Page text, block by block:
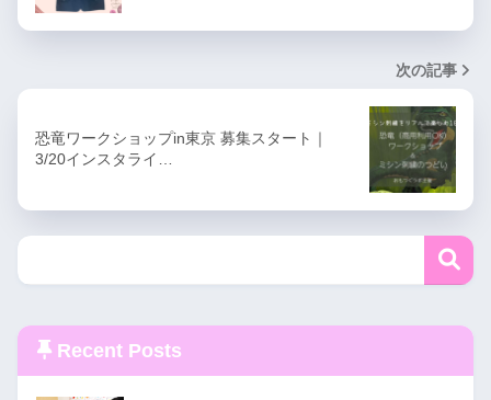
次の記事
恐竜ワークショップin東京 募集スタート｜
3/20インスタライ…
Recent Posts